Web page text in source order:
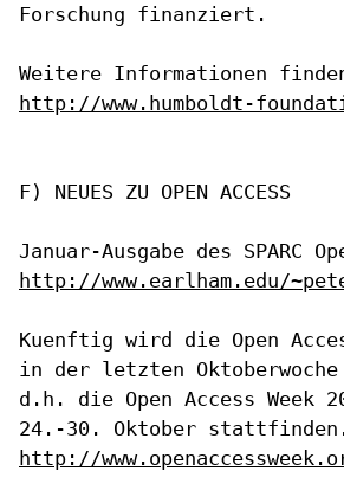
Forschung finanziert.
Weitere Informationen
http://www.humboldt-
F) NEUES ZU OPEN ACCESS
http://www.earlham.edu/
Kuenftig wird die Open
in der letzten Oktoberwoche
d.h. die Open Access Week
24.-30. Oktober
http://